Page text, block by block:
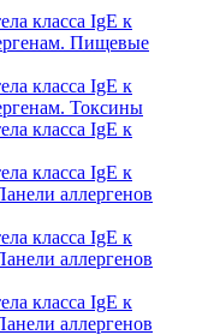
класса IgE к
Пищевые
класса IgE к
Токсины
класса IgE к
класса IgE к
аллергенов
класса IgE к
аллергенов
класса IgE к
аллергенов